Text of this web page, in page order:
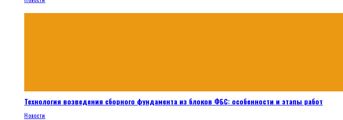
Технология возведения сборного фундамента из блоков ФБС: особенности и этапы работ
Новости